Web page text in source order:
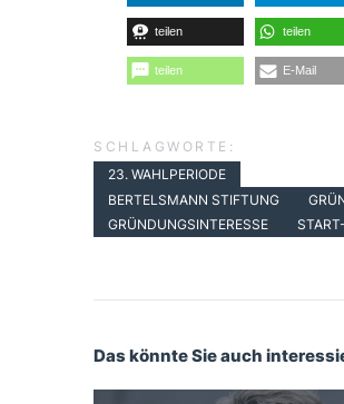
teilen teilen
teilen E-Mail
SCHLAGWORTE:
23. WAHLPERIODE
BERTELSMANN STIFTUNG
GRÜNDUNGSINTERESSE
Das könnte Sie auch